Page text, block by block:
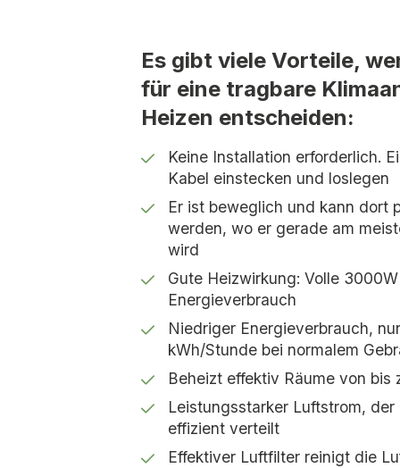
Es gibt viele Vorteile,
für eine tragbare
Heizen entscheiden:
Keine Installation erforderlich.
Kabel einstecken und loslegen
Er ist beweglich und kann dort
werden, wo er gerade am
wird
Gute Heizwirkung: Volle
Energieverbrauch
Niedriger Energieverbrauch, nur
kWh/Stunde bei normalem
Beheizt effektiv Räume von bis
Leistungsstarker Luftstrom,
effizient verteilt
Effektiver Luftfilter reinigt die